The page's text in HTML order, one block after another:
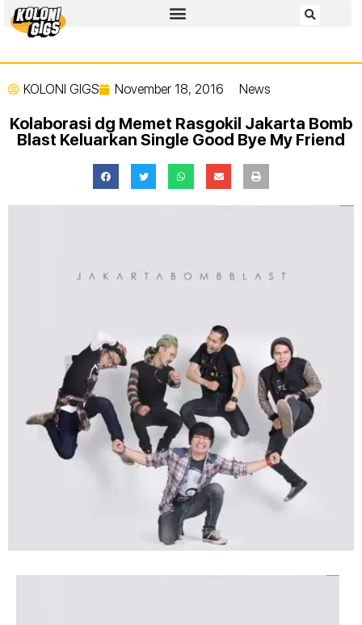
KOLONI GIGS November 18, 2016 News
Kolaborasi dg Memet Rasgokil Jakarta Bomb
Blast Keluarkan Single Good Bye My Friend